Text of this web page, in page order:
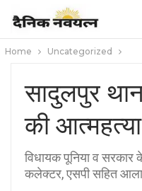
Home Uncategorized
सादुलपुर
की
विधायक पूनिया व सरकार
कलेक्टर, एसपी सहित